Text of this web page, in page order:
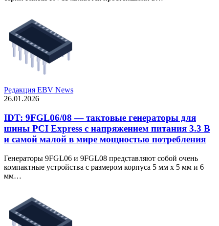
Редакция EBV News
26.01.2026
IDT: 9FGL06/08 — тактовые генераторы для
шины PCI Express с напряжением питания 3.3 В
и самой малой в мире мощностью потребления
Генераторы 9FGL06 и 9FGL08 представляют собой очень
компактные устройства с размером корпуса 5 мм x 5 мм и 6
мм…